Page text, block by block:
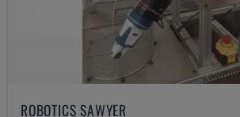
ROBOTICS SAWYER